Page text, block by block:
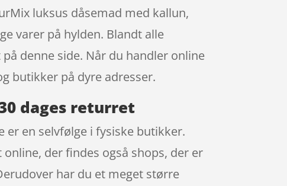
luksus dåsemad med kallun,
varer på hylden. Blandt alle
denne side. Når du handler online
butikker på dyre adresser.
dages returret
en selvfølge i fysiske butikker.
der findes også shops, der er
har du et meget større